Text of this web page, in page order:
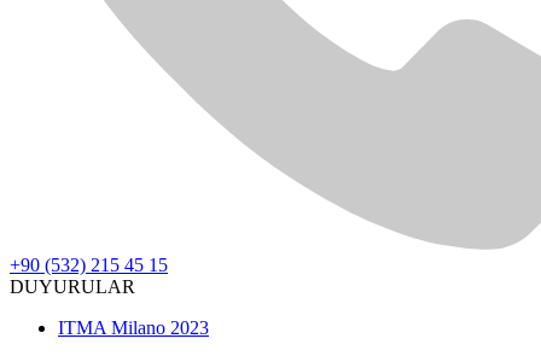
+90 (532) 215 45 15
DUYURULAR
ITMA Milano 2023